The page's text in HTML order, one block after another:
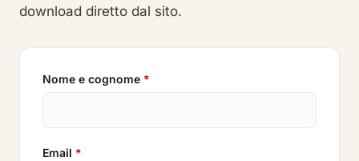
download diretto dal sito.
Nome e cognome *
Email *